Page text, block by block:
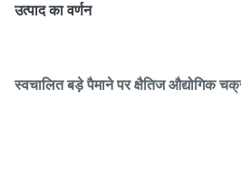
उत्पाद का वर्णन
स्वचालित बड़े पैमाने पर क्षैतिज औद्योगिक